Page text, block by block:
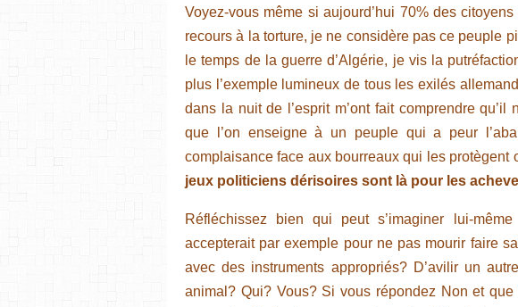
Voyez-vous même si aujourd’hui 70% des
recours à la torture, je ne considère pas ce peuple
le temps de la guerre d’Algérie, je vis la
plus l’exemple lumineux de tous les exilés
dans la nuit de l’esprit m’ont fait comprendre qu’il
que l’on enseigne à un peuple qui a peur
complaisance face aux bourreaux qui les
jeux politiciens dérisoires sont là pour les
Réfléchissez bien qui peut s’imaginer lui-
accepterait par exemple pour ne pas mourir faire
avec des instruments appropriés? D’avilir un
animal? Qui? Vous? Si vous répondez Non et